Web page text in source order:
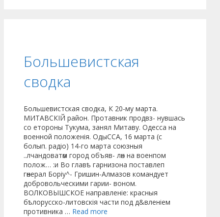
Большевистская
сводка
Большевистская сводка, К 20-му марта.
МИТАВСКІЙ район. Протавник продвз- нувшась
со етороны Тукума, занял Митаву. Одесса на
военной положенія. ОдыССА, 16 марта (с
болып. радіо) 14-го марта союзныя
..лчандоватѳм город объяв- лѳн на военпом
полож… :и Во главѣ гарнизона поставлеп
гѳнерал Боріу^- Гришин-Алмазов командует
добровольческими гарии- воном.
ВОЛКОВЫШСКОЕ направленіе: красныя
бѣлорусско-литовскія части под д&вленіем
противника … Read more